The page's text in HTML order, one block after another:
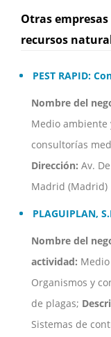
Otras
recursos
PEST RAPID:
Nombre del
Medio ambiente
consultorías
Dirección: Av.
Madrid (Madrid)
PLAGUIPLAN,
Nombre del
actividad:
Organismos y
de plagas;
Sistemas de